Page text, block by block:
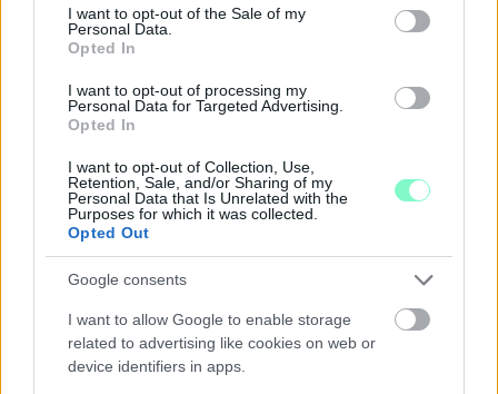
consent section.
I want to opt-out of the Sale of my
Personal Data.
Opted In
I want to opt-out of processing my
Personal Data for Targeted Advertising.
Opted In
I want to opt-out of Collection, Use,
Retention, Sale, and/or Sharing of my
Personal Data that Is Unrelated with the
Purposes for which it was collected.
Opted Out
Google consents
I want to allow Google to enable storage
related to advertising like cookies on web or
device identifiers in apps.
KEDDEN MEGVÁLASZTHATJA AZ
ORSZÁGGYŰLÉS MAGYARORSZÁG ÚJ